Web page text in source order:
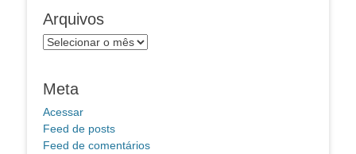
Arquivos
Arquivos
Meta
Acessar
Feed de posts
Feed de comentários